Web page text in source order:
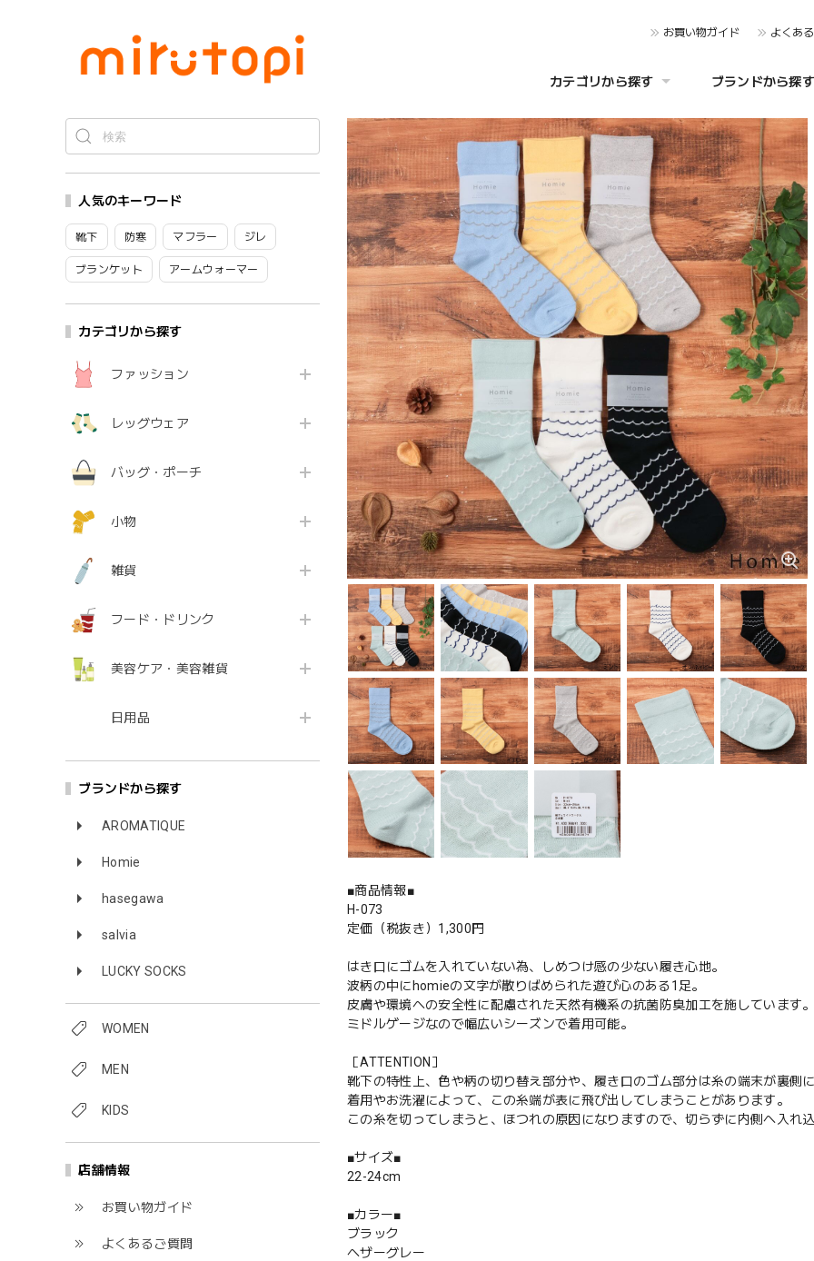
お買い物ガイド よくあ
カテゴリから探す ブランドから探
人気のキーワード
靴下 防寒 マフラー ジレ
ブランケット アームウォーマー
カテゴリから探す
ファッション
レッグウェア
バッグ・ポーチ
小物
雑貨
フード・ドリンク
美容ケア・美容雑貨
日用品
ブランドから探す
AROMATIQUE
Homie
hasegawa
salvia
LUCKY SOCKS
WOMEN
MEN
KIDS
店舗情報
お買い物ガイド
よくあるご質問
■商品情報■
H-073
定価（税抜き）1,300円
はき口にゴムを入れていない為、しめつけ感の少ない履き心地。
波柄の中にhomieの文字が散りばめられた遊び心のある1足。
皮膚や環境への安全性に配慮された天然有機系の抗菌防臭加工を施しています
ミドルゲージなので幅広いシーズンで着用可能。
［ATTENTION］
靴下の特性上、色や柄の切り替え部分や、履き口のゴム部分は糸の端末が裏側
着用やお洗濯によって、この糸端が表に飛び出してしまうことがあります。
この糸を切ってしまうと、ほつれの原因になりますので、切らずに内側へ入れ
■サイズ■
22-24cm
■カラー■
ブラック
ヘザーグレー